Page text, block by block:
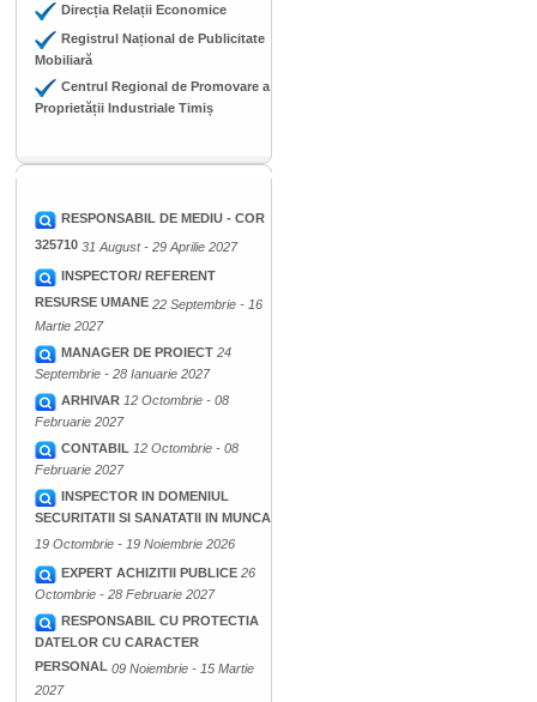
Direcția Relații Economice
Registrul Național de Publicitate
Mobiliară
Centrul Regional de Promovare a
Proprietății Industriale Timiș
RESPONSABIL DE MEDIU - COR
325710 31 August - 29 Aprilie 2027
INSPECTOR/ REFERENT
RESURSE UMANE 22 Septembrie - 16
Martie 2027
MANAGER DE PROIECT 24
Septembrie - 28 Ianuarie 2027
ARHIVAR 12 Octombrie - 08
Februarie 2027
CONTABIL 12 Octombrie - 08
Februarie 2027
INSPECTOR IN DOMENIUL
SECURITATII SI SANATATII IN MUNCA
19 Octombrie - 19 Noiembrie 2026
EXPERT ACHIZITII PUBLICE 26
Octombrie - 28 Februarie 2027
RESPONSABIL CU PROTECTIA
DATELOR CU CARACTER
PERSONAL 09 Noiembrie - 15 Martie
2027